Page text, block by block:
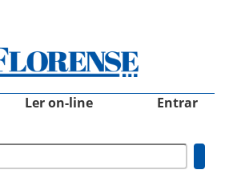
Ler on-line Entrar